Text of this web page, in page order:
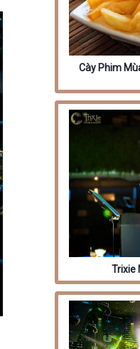
Cày Phim
Trixie